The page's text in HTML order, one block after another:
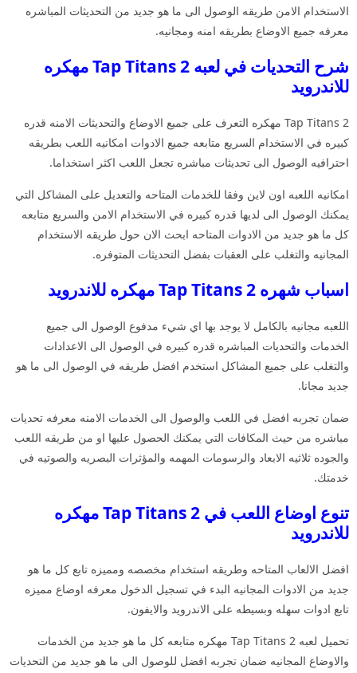
الاستخدام الامن طريقه الوصول الى ما هو جديد من التحديثات المباشره
معرفه جميع الاوضاع بطريقه امنه ومجانيه.
شرح التحديات في لعبه Tap Titans 2 مهكره
للاندرويد
Tap Titans 2 مهكره التعرف على جميع الاوضاع والتحديثات الامنه قدره
كبيره في الاستخدام السريع متابعه جميع الادوات امكانيه اللعب بطريقه
احترافيه الوصول الى تحديثات مباشره تجعل اللعب اكثر استخداما.
امكانيه اللعبه اون لاين وفقا للخدمات المتاحه والتعديل على المشاكل التي
يمكنك الوصول الى لديها قدره كبيره في الاستخدام الامن والسريع متابعه
كل ما هو جديد من الادوات المتاحه ابحث الان حول طريقه الاستخدام
المجانيه والتغلب على العقبات بفضل التحديثات المتوفره.
اسباب شهره Tap Titans 2 مهكره للاندرويد
اللعبه مجانيه بالكامل لا يوجد بها اي شيء مدفوع الوصول الى جميع
الخدمات والتحديات المباشره قدره كبيره في الوصول الى الاعدادات
والتغلب على جميع المشاكل استخدم افضل طريقه في الوصول الى ما هو
جديد مجانا.
ضمان تجربه افضل في اللعب والوصول الى الخدمات الامنه معرفه تحديات
مباشره من حيث المكافات التي يمكنك الحصول عليها او من طريقه اللعب
والجوده ثلاثيه الابعاد والرسومات المهمه والمؤثرات البصريه والصوتيه في
خدمتك.
تنوع اوضاع اللعب في Tap Titans 2 مهكره
للاندرويد
افضل الالعاب المتاحه وطريقه استخدام مخصصه ومميزه تابع كل ما هو
جديد من الادوات المجانيه البدء في تسجيل الدخول معرفه اوضاع مميزه
تابع ادوات سهله وبسيطه على الاندرويد والايفون.
تحميل لعبه Tap Titans 2 مهكره متابعه كل ما هو جديد من الخدمات
والاوضاع المجانيه ضمان تجربه افضل للوصول الى ما هو جديد من التحديات